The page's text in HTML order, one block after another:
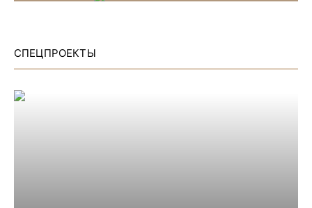
СПЕЦПРОЕКТЫ